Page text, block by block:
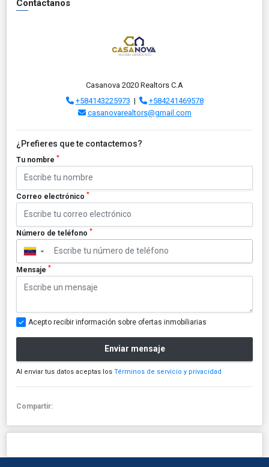
Contáctanos
Casanova 2020 Realtors C.A
+584143225973 |
+584241469578
casanovarealtors@gmail.com
¿Prefieres que te contactemos?
Tu nombre *
Correo electrónico *
Número de teléfono *
▼
Mensaje *
Acepto recibir información sobre ofertas inmobiliarias
Enviar mensaje
Al enviar tus datos aceptas los Términos de servicio y privacidad
Compartir: